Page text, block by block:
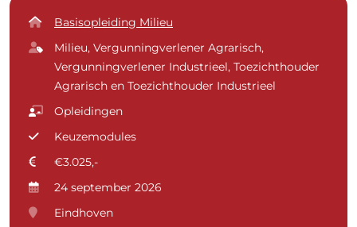
Basisopleiding Milieu
Milieu, Vergunningverlener Agrarisch,
Vergunningverlener Industrieel, Toezichthouder
Agrarisch en Toezichthouder Industrieel
Opleidingen
Keuzemodules
€3.025,-
24 september 2026
Eindhoven